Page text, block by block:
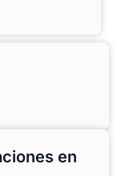
en